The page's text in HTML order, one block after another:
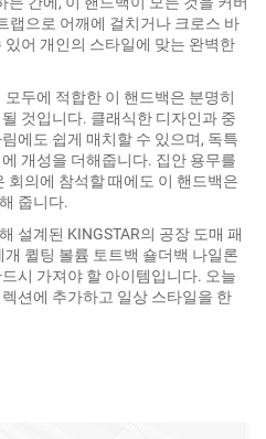
랩으로 어깨에 걸치거나 크로스 바
어 개인의 스타일에 맞는 완벽한
두에 적합한 이 핸드백은 분명히
것입니다. 클래식한 디자인과 중
에도 쉽게 매치할 수 있으며, 독특
개성을 더해줍니다. 집안 용무를
회의에 참석할 때에도 이 핸드백은
줍니다.
설계된 KINGSTAR의 공장 도매 패
퀼팅 볼륨 토트백 숄더백 나일론
시 가져야 할 아이템입니다. 오늘
션에 추가하고 일상 스타일을 한